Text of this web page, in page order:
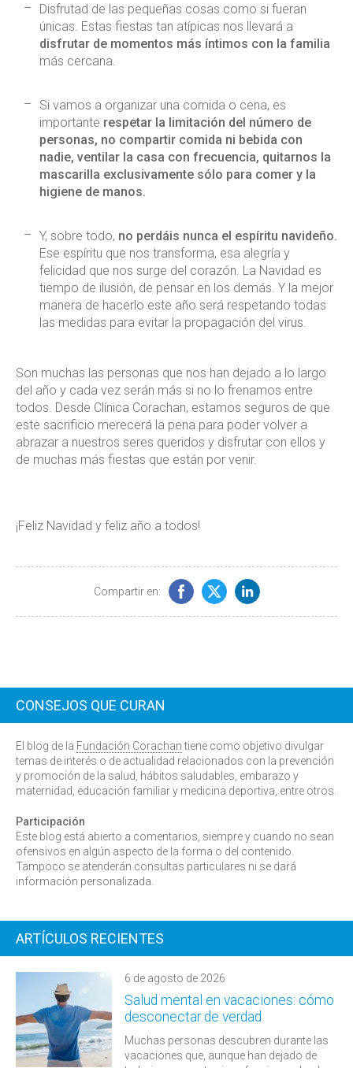
Disfrutad de las pequeñas cosas como si fueran
únicas. Estas fiestas tan atípicas nos llevará a
disfrutar de momentos más íntimos con la familia
más cercana.
Si vamos a organizar una comida o cena, es
importante respetar la limitación del número de
personas, no compartir comida ni bebida con
nadie, ventilar la casa con frecuencia, quitarnos la
mascarilla exclusivamente sólo para comer y la
higiene de manos.
Y, sobre todo, no perdáis nunca el espíritu navideño.
Ese espíritu que nos transforma, esa alegría y
felicidad que nos surge del corazón. La Navidad es
tiempo de ilusión, de pensar en los demás. Y la mejor
manera de hacerlo este año será respetando todas
las medidas para evitar la propagación del virus.
Son muchas las personas que nos han dejado a lo largo
del año y cada vez serán más si no lo frenamos entre
todos. Desde Clínica Corachan, estamos seguros de que
este sacrificio merecerá la pena para poder volver a
abrazar a nuestros seres queridos y disfrutar con ellos y
de muchas más fiestas que están por venir.
¡Feliz Navidad y feliz año a todos!
Compartir en:
CONSEJOS QUE CURAN
El blog de la Fundación Corachantiene como objetivo divulgar
temas de interés o de actualidad relacionados con la prevención
y promoción de la salud, hábitos saludables, embarazo y
maternidad, educación familiar y medicina deportiva, entre otros.
Participación
Este blog está abierto a comentarios, siempre y cuando no sean
ofensivos en algún aspecto de la forma o del contenido.
Tampoco se atenderán consultas particulares ni se dará
información personalizada.
ARTÍCULOS RECIENTES
6 de agosto de 2026
Salud mental en vacaciones: cómo
desconectar de verdad
Muchas personas descubren durante las
vacaciones que, aunque han dejado de